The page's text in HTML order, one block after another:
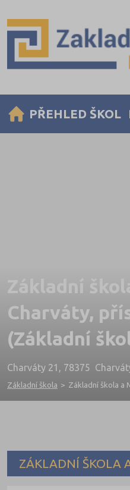
PŘEHLED ŠKOL
Základní
Charváty,
(Základní
Charváty 21, 78375
Základní škola > Základní škola a
ZÁKLADNÍ ŠKOLA